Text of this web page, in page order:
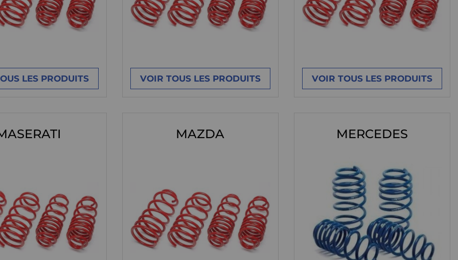
LES PRODUITS VOIR TOUS LES PRODUITS VOIR TOUS LES PRODUITS
MAZDA MERCEDES